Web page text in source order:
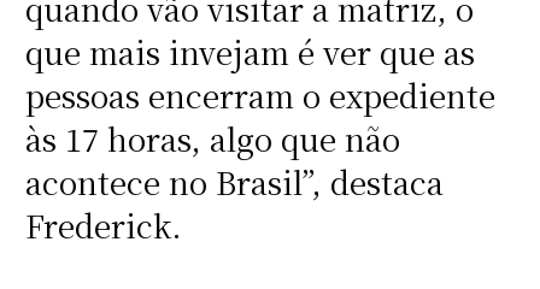
quando vão visitar a matriz, o
que mais invejam é ver que as
pessoas encerram o expediente
às 17 horas, algo que não
acontece no Brasil”, destaca
Frederick.